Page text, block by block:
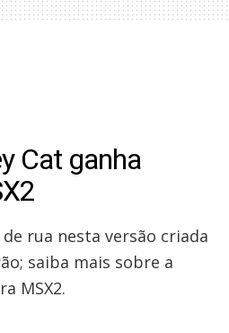
Cat ganha
rua nesta versão criada
saiba mais sobre a
MSX2.